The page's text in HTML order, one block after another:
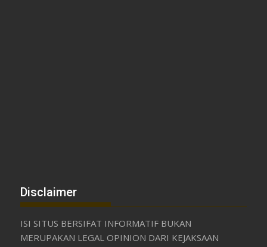
Disclaimer
ISI SITUS BERSIFAT INFORMATIF BUKAN
MERUPAKAN LEGAL OPINION DARI KEJAKSAAN